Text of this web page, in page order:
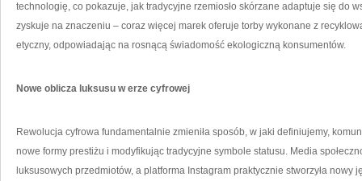
technologię, co pokazuje, jak tradycyjne rzemiosło skórzane adaptuje się do
zyskuje na znaczeniu – coraz więcej marek oferuje torby wykonane z
etyczny, odpowiadając na rosnącą świadomość ekologiczną konsumentów.
Nowe oblicza luksusu w erze cyfrowej
Rewolucja cyfrowa fundamentalnie zmieniła sposób, w jaki definiujemy,
nowe formy prestiżu i modyfikując tradycyjne symbole statusu. Media
luksusowych przedmiotów, a platforma Instagram praktycznie stworzyła